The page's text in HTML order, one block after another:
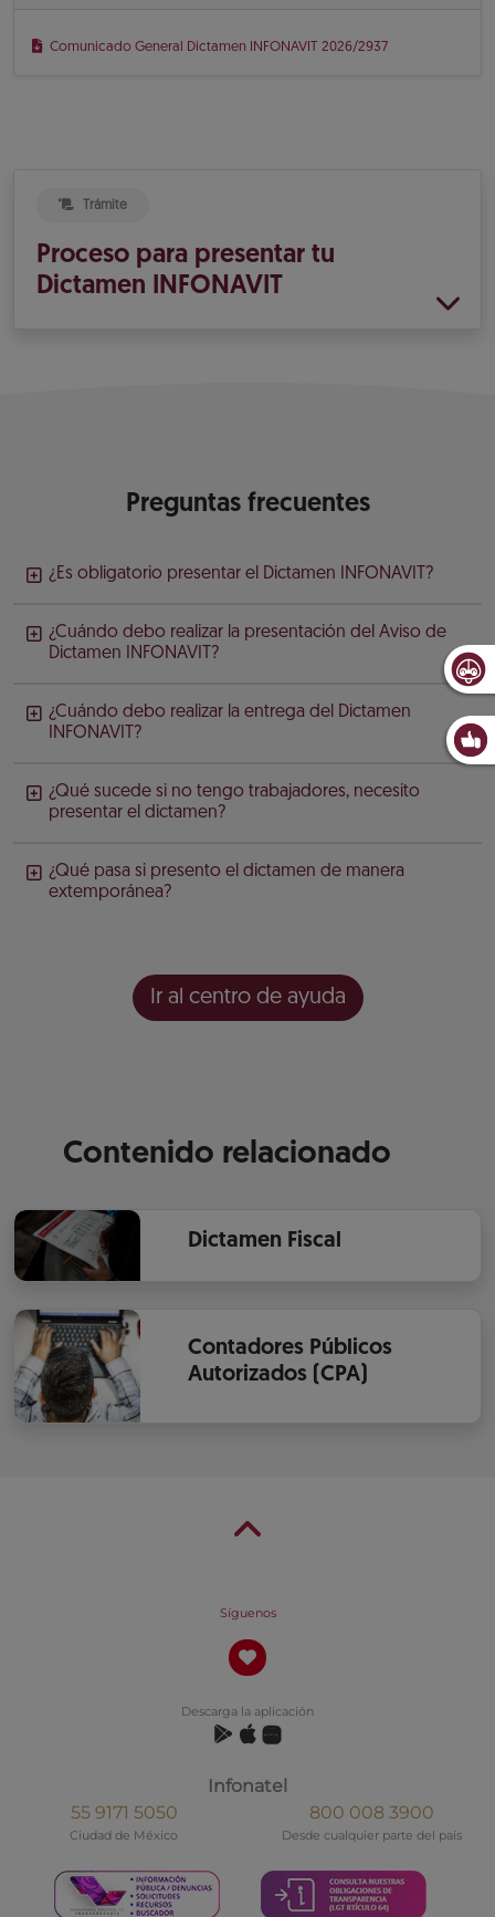
Comunicado General Dictamen INFONAVIT 2026/2937
Trámite
Proceso para presentar tu
Dictamen INFONAVIT
Preguntas frecuentes
¿Es obligatorio presentar el Dictamen INFONAVIT?
¿Cuándo debo realizar la presentación del Aviso de
Dictamen INFONAVIT?
¿Cuándo debo realizar la entrega del Dictamen
INFONAVIT?
¿Qué sucede si no tengo trabajadores, necesito
presentar el dictamen?
¿Qué pasa si presento el dictamen de manera
extemporánea?
Ir al centro de ayuda
Contenido relacionado
Dictamen Fiscal
Contadores Públicos
Autorizados (CPA)
Síguenos
Descarga la aplicación
Infonatel
55 9171 5050
Ciudad de México
800 008 3900
Desde cualquier parte del país